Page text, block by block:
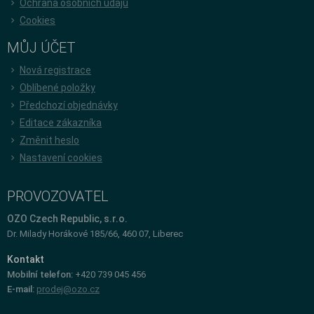
Ochrana osobních údajů
Cookies
MŮJ ÚČET
Nová registrace
Oblíbené položky
Předchozí objednávky
Editace zákazníka
Změnit heslo
Nastavení cookies
PROVOZOVATEL
OZO Czech Republic, s.r.o.
Dr. Milady Horákové 185/66, 460 07, Liberec
Kontakt
Mobilní telefon: +420 739 045 456
E-mail: prodej@ozo.cz